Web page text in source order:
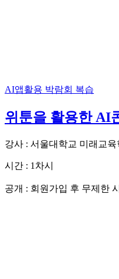
AI앱활용 박람회 복습
위툰을 활용한 AI
강사 : 서울대학교 미래교
시간 : 1차시
공개 : 회원가입 후 무제한